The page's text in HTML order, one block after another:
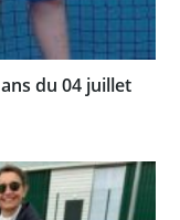
du 04 juillet